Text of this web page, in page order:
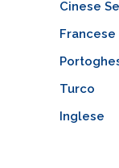
Cinese
Francese
Turco
Inglese